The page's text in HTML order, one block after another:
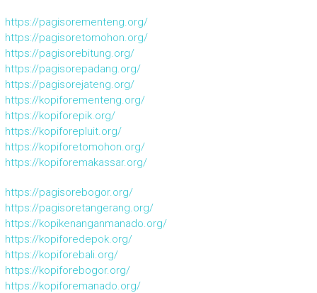
https://pagisorementeng.org/
https://pagisoretomohon.org/
https://pagisorebitung.org/
https://pagisorepadang.org/
https://pagisorejateng.org/
https://kopiforementeng.org/
https://kopiforepik.org/
https://kopiforepluit.org/
https://kopiforetomohon.org/
https://kopiforemakassar.org/
https://pagisorebogor.org/
https://pagisoretangerang.org/
https://kopikenanganmanado.org/
https://kopiforedepok.org/
https://kopiforebali.org/
https://kopiforebogor.org/
https://kopiforemanado.org/